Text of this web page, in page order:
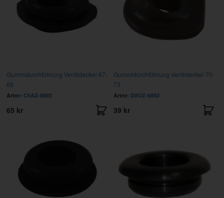
Gummidurchführung Ventildeckel 67-
69
Artnr: C6AZ-6892
65 kr
Gummidurchführung Ventildeckel 70-
73
Artnr: D0OZ-6892
39 kr